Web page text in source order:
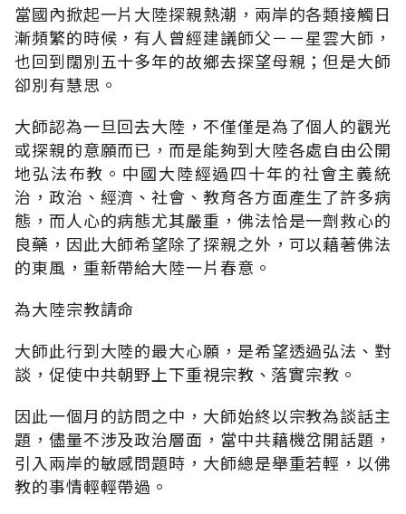
當國內掀起一片大陸探親熱潮，兩岸的各類接觸日
漸頻繁的時候，有人曾經建議師父－－星雲大師，
也回到闊別五十多年的故鄉去探望母親；但是大師
卻別有慧思。
大師認為一旦回去大陸，不僅僅是為了個人的觀光
或探親的意願而已，而是能夠到大陸各處自由公開
地弘法布教。中國大陸經過四十年的社會主義統
治，政治、經濟、社會、教育各方面產生了許多病
態，而人心的病態尤其嚴重，佛法恰是一劑救心的
良藥，因此大師希望除了探親之外，可以藉著佛法
的東風，重新帶給大陸一片春意。
為大陸宗教請命
大師此行到大陸的最大心願，是希望透過弘法、對
談，促使中共朝野上下重視宗教、落實宗教。
因此一個月的訪問之中，大師始終以宗教為談話主
題，儘量不涉及政治層面，當中共藉機岔開話題，
引入兩岸的敏感問題時，大師總是舉重若輕，以佛
教的事情輕輕帶過。